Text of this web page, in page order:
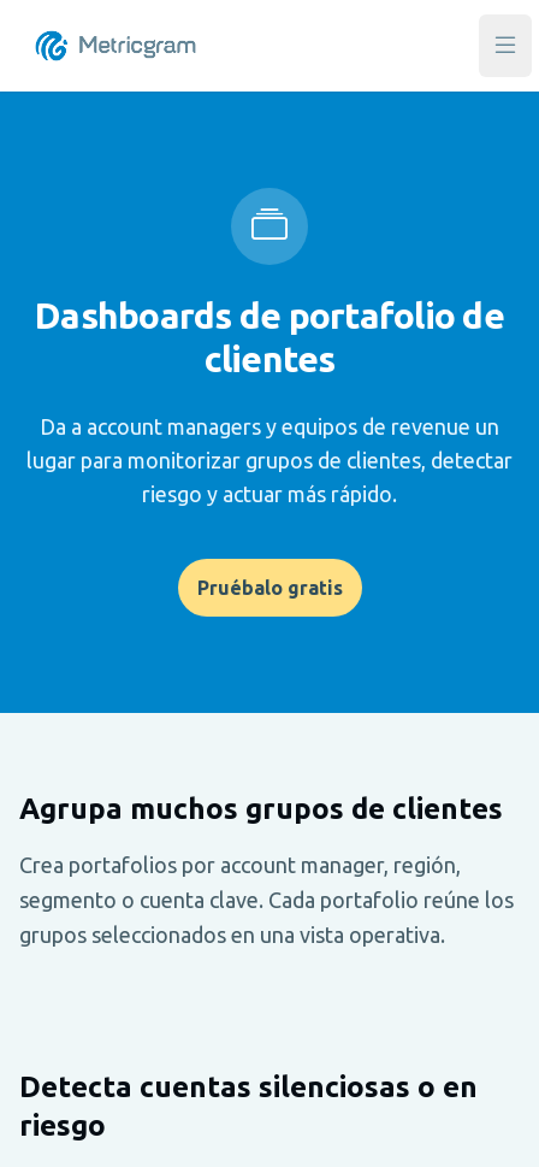
Dashboards de portafolio de
clientes
Da a account managers y equipos de revenue un
lugar para monitorizar grupos de clientes, detectar
riesgo y actuar más rápido.
Pruébalo gratis
Agrupa muchos grupos de clientes
Crea portafolios por account manager, región,
segmento o cuenta clave. Cada portafolio reúne los
grupos seleccionados en una vista operativa.
Detecta cuentas silenciosas o en
riesgo